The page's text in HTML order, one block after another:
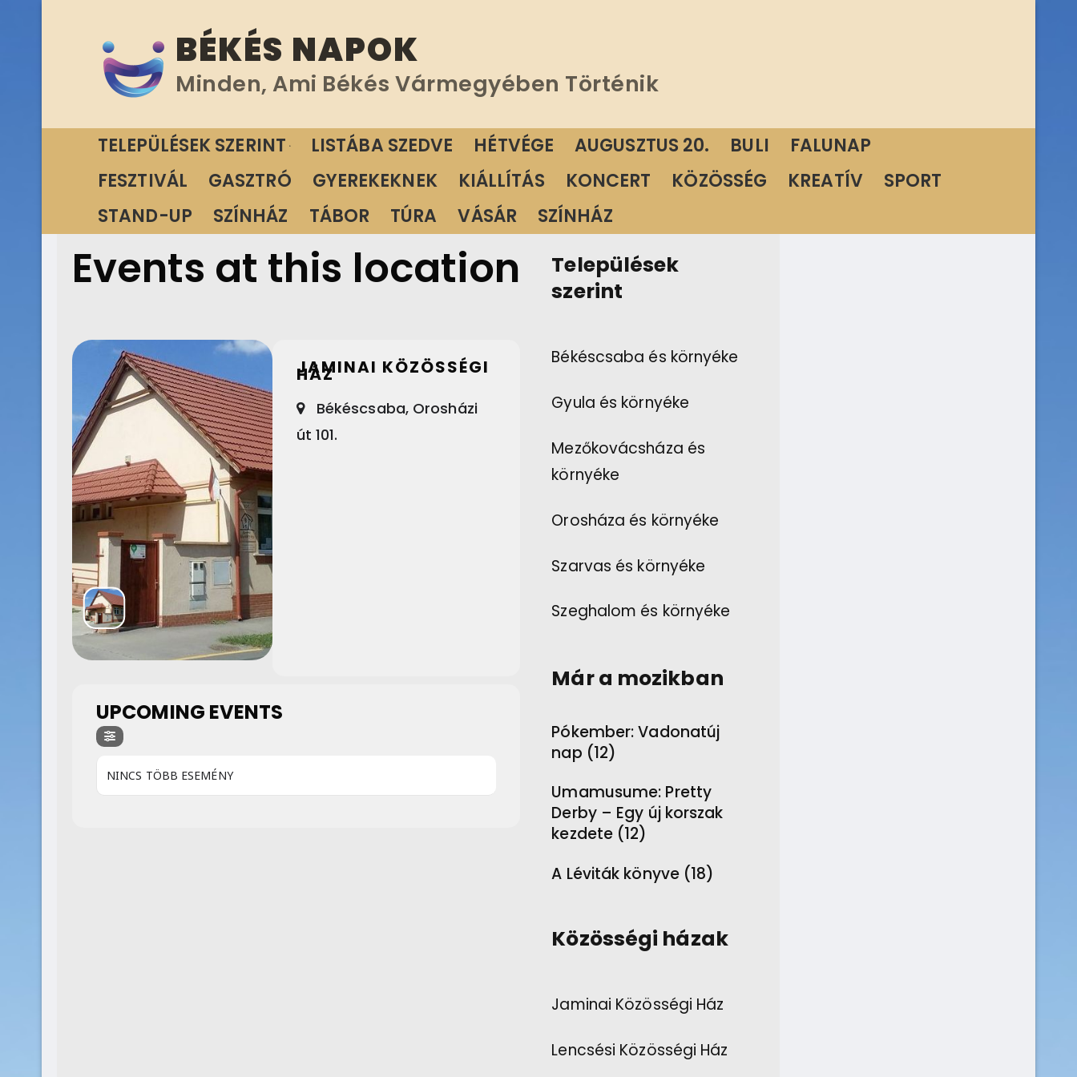
tartalomra
BÉKÉS NAPOK
Minden, Ami Békés Vármegyében Történik
TELEPÜLÉSEK SZERINT LISTÁBA SZEDVE HÉTVÉGE AUGUSZTUS 20. BULI
FALUNAP
FESZTIVÁL
GASZTRÓ GYEREKEKNEK KIÁLLÍTÁS KONCERT KÖZÖSSÉG KREATÍV
SPORT
STAND-UP
SZÍNHÁZ TÁBOR TÚRA VÁSÁR SZÍNHÁZ
Events at this location
JAMINAI KÖZÖSSÉGI
HÁZ
Békéscsaba, Orosházi
út 101.
UPCOMING EVENTS
NINCS TÖBB ESEMÉNY
Települések
szerint
Békéscsaba és környéke
Gyula és környéke
Mezőkovácsháza és
környéke
Orosháza és környéke
Szarvas és környéke
Szeghalom és környéke
Már a mozikban
Pókember: Vadonatúj
nap (12)
Umamusume: Pretty
Derby – Egy új korszak
kezdete (12)
A Léviták könyve (18)
Közösségi házak
Jaminai Közösségi Ház
Lencsési Közösségi Ház